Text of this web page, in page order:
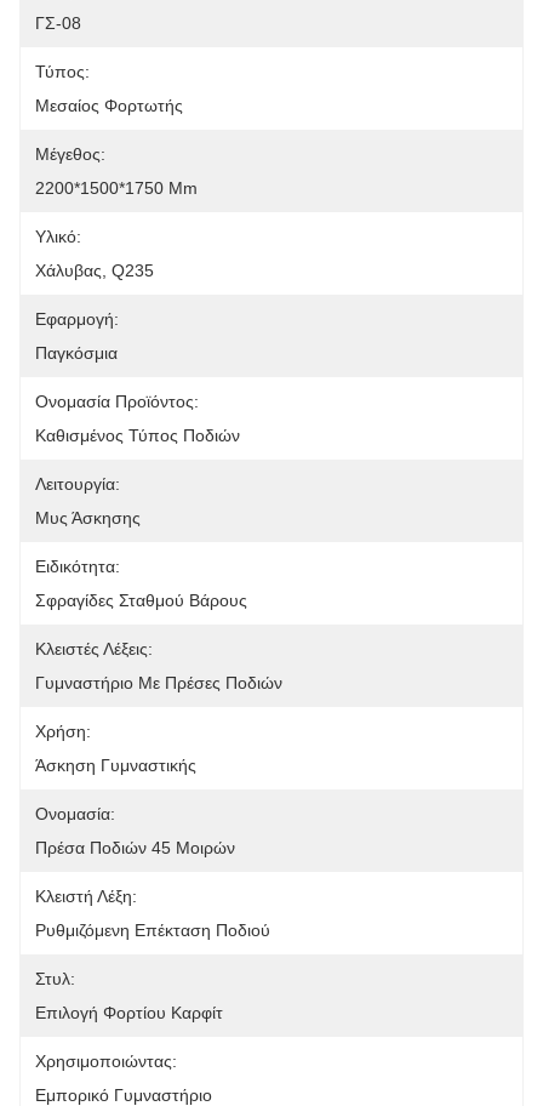
ΓΣ-08
Τύπος:
Μεσαίος Φορτωτής
Μέγεθος:
2200*1500*1750 Mm
Υλικό:
Χάλυβας, Q235
Εφαρμογή:
Παγκόσμια
Ονομασία Προϊόντος:
Καθισμένος Τύπος Ποδιών
Λειτουργία:
Μυς Άσκησης
Ειδικότητα:
Σφραγίδες Σταθμού Βάρους
Κλειστές Λέξεις:
Γυμναστήριο Με Πρέσες Ποδιών
Χρήση:
Άσκηση Γυμναστικής
Ονομασία:
Πρέσα Ποδιών 45 Μοιρών
Κλειστή Λέξη:
Ρυθμιζόμενη Επέκταση Ποδιού
Στυλ:
Επιλογή Φορτίου Καρφίτ
Χρησιμοποιώντας:
Εμπορικό Γυμναστήριο